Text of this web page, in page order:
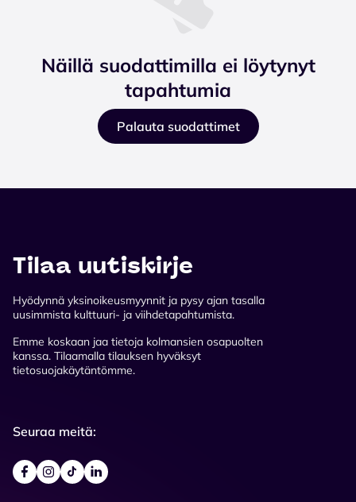
Näillä suodattimilla ei löytynyt
tapahtumia
Palauta suodattimet
Tilaa uutiskirje
Hyödynnä yksinoikeusmyynnit ja pysy ajan tasalla
uusimmista kulttuuri- ja viihdetapahtumista.
Emme koskaan jaa tietoja kolmansien osapuolten
kanssa. Tilaamalla tilauksen hyväksyt
tietosuojakäytäntömme.
Seuraa meitä: